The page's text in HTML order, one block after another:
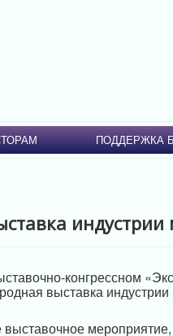
ПОДДЕРЖКА
конгрессном
выставка
мероприятие,